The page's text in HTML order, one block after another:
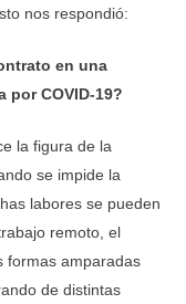
nos respondió:
en una
por COVID-19?
la figura de la
se impide la
labores se pueden
remoto, el
formas amparadas
de distintas